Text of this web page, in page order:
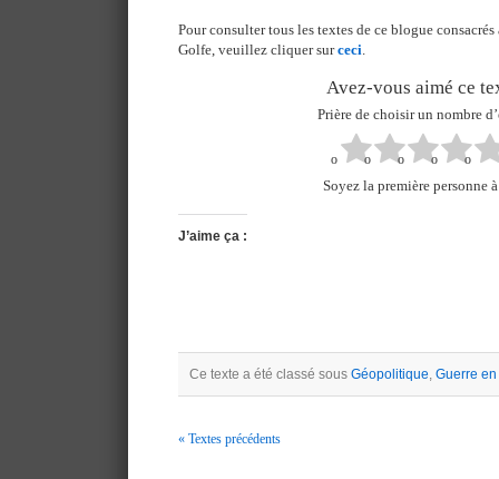
Pour consulter tous les textes de ce blogue
Golfe, veuillez cliquer surceci.
Avez-vous aimé ce
Prière de choisir un nombre
Soyez la première personne
J’aime ça :
Ce texte a été classé sous Géopolitique, Guerre
« Textes précédents